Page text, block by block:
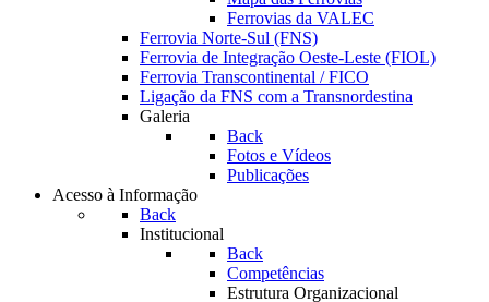
Ferrovias da VALEC
Ferrovia Norte-Sul (FNS)
Ferrovia de Integração Oeste-Leste (FIOL)
Ferrovia Transcontinental / FICO
Ligação da FNS com a Transnordestina
Galeria
Back
Fotos e Vídeos
Publicações
Acesso à Informação
Back
Institucional
Back
Competências
Estrutura Organizacional